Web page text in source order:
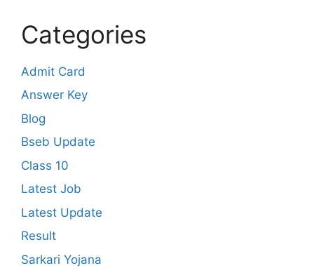
Categories
Admit Card
Answer Key
Blog
Bseb Update
Class 10
Latest Job
Latest Update
Result
Sarkari Yojana